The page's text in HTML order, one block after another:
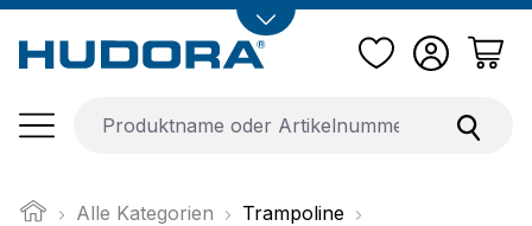
Alle Kategorien
Trampoline